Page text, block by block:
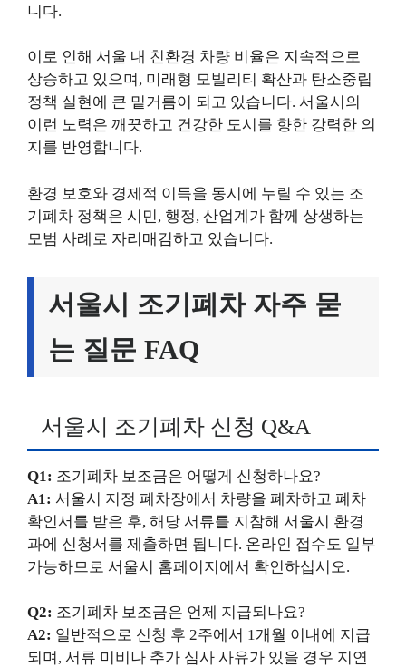
니다.
이로 인해 서울 내 친환경 차량 비율은 지속적으로
상승하고 있으며, 미래형 모빌리티 확산과 탄소중립
정책 실현에 큰 밑거름이 되고 있습니다. 서울시의
이런 노력은 깨끗하고 건강한 도시를 향한 강력한 의
지를 반영합니다.
환경 보호와 경제적 이득을 동시에 누릴 수 있는 조
기폐차 정책은 시민, 행정, 산업계가 함께 상생하는
모범 사례로 자리매김하고 있습니다.
서울시 조기폐차 자주 묻
는 질문 FAQ
서울시 조기폐차 신청 Q&A
Q1: 조기폐차 보조금은 어떻게 신청하나요?
A1: 서울시 지정 폐차장에서 차량을 폐차하고 폐차
확인서를 받은 후, 해당 서류를 지참해 서울시 환경
과에 신청서를 제출하면 됩니다. 온라인 접수도 일부
가능하므로 서울시 홈페이지에서 확인하십시오.
Q2: 조기폐차 보조금은 언제 지급되나요?
A2: 일반적으로 신청 후 2주에서 1개월 이내에 지급
되며, 서류 미비나 추가 심사 사유가 있을 경우 지연